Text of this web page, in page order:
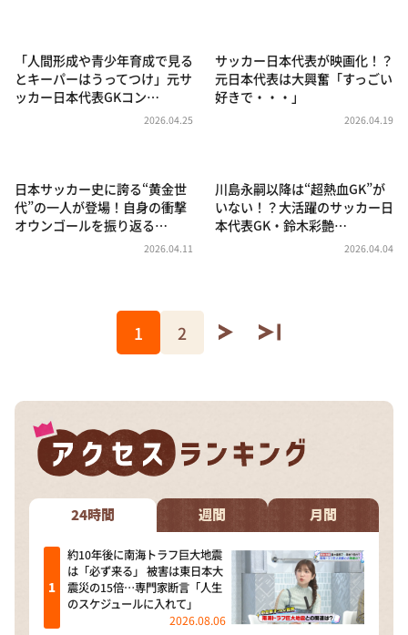
「人間形成や青少年育成で見る
とキーパーはうってつけ」元サ
ッカー日本代表GKコン…
2026.04.25
サッカー日本代表が映画化！？
元日本代表は大興奮「すっごい
好きで・・・」
2026.04.19
日本サッカー史に誇る“黄金世
代”の一人が登場！自身の衝撃
オウンゴールを振り返る…
2026.04.11
川島永嗣以降は“超熱血GK”が
いない！？大活躍のサッカー日
本代表GK・鈴木彩艶…
2026.04.04
1 2
24時間 週間 月間
約10年後に南海トラフ巨大地震
は「必ず来る」 被害は東日本大
震災の15倍…専門家断言「人生
のスケジュールに入れて」
2026.08.06